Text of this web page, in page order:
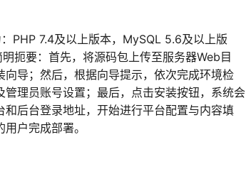
PHP 7.4及以上版本，MySQL 5.6及以上版
扼要：首先，将源码包上传至服务器Web目
导；然后，根据向导提示，依次完成环境检
理员账号设置；最后，点击安装按钮，系统会
后台登录地址，开始进行平台配置与内容填
户完成部署。